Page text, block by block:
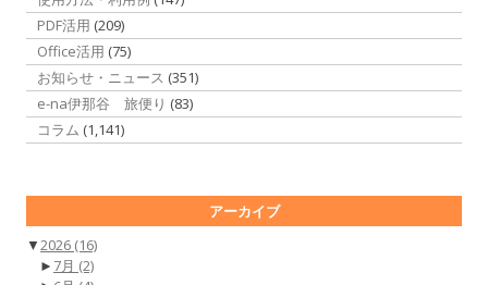
PDF活用 (209)
Office活用 (75)
お知らせ・ニュース (351)
e-na伊那谷 旅便り (83)
コラム (1,141)
アーカイブ
▼2026 (16)
► 7月 (2)